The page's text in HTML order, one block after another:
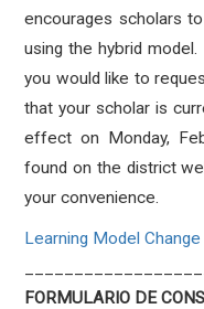
encourages scholars
using the hybrid model.
you would like to
that your scholar is
effect on Monday,
found on the district
your convenience.
Learning Model
FORMULARIO DE